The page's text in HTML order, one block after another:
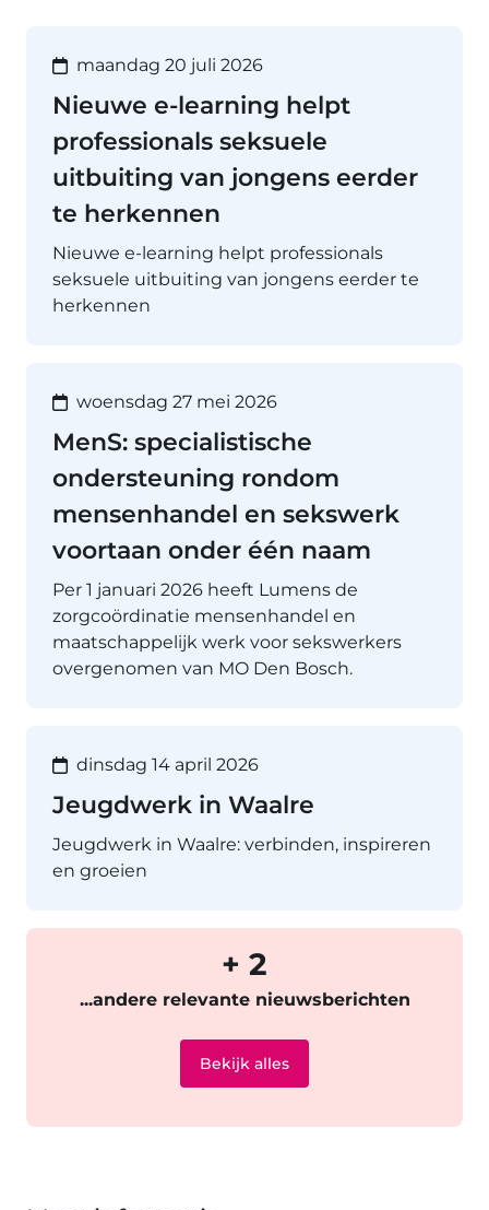
maandag 20 juli 2026
Nieuwe e-learning helpt
professionals seksuele
uitbuiting van jongens eerder
te herkennen
Nieuwe e-learning helpt professionals
seksuele uitbuiting van jongens eerder te
herkennen
woensdag 27 mei 2026
MenS: specialistische
ondersteuning rondom
mensenhandel en sekswerk
voortaan onder één naam
Per 1 januari 2026 heeft Lumens de
zorgcoördinatie mensenhandel en
maatschappelijk werk voor sekswerkers
overgenomen van MO Den Bosch.
dinsdag 14 april 2026
Jeugdwerk in Waalre
Jeugdwerk in Waalre: verbinden, inspireren
en groeien
+ 2
...andere relevante nieuwsberichten
Bekijk alles